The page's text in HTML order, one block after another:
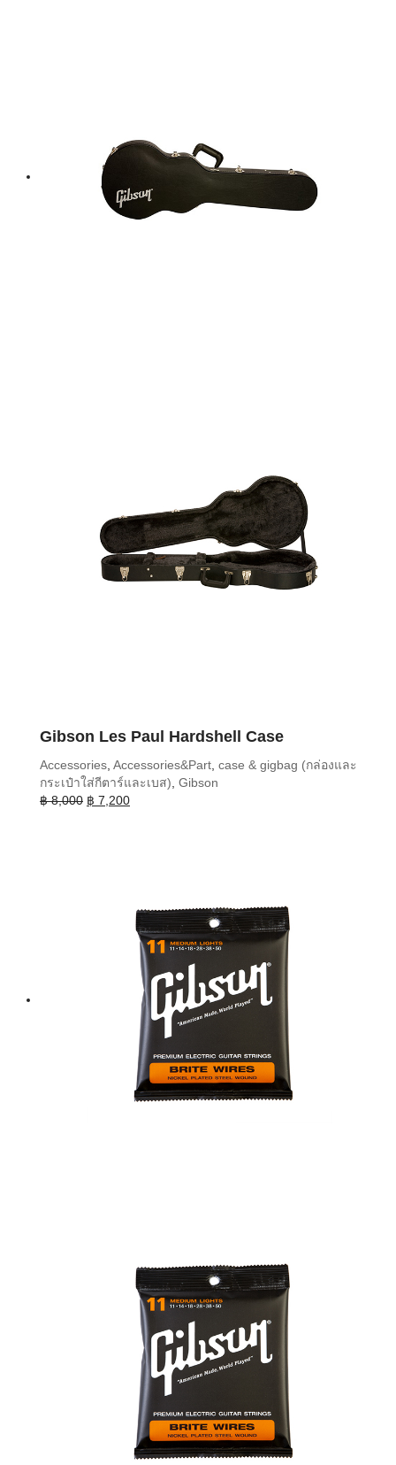
Gibson Les Paul Hardshell Case
Accessories, Accessories&Part, case & gigbag (กล่องและ
กระเป๋าใส่กีตาร์และเบส), Gibson
฿8,000 Original
฿ 7,200Current